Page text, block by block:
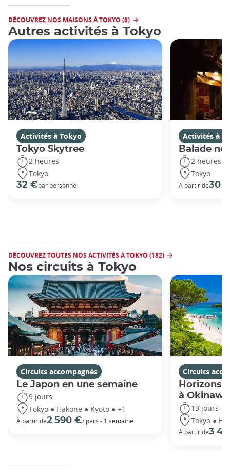
DÉCOUVREZ NOS MAISONS À TOKYO (8)
Autres activités à Tokyo
Activités à Tokyo
Tokyo Skytree
2 heures
Tokyo
32 €par personne
Activités à
Balade
2 heures
Tokyo
A partir de30
DÉCOUVREZ TOUTES NOS ACTIVITÉS À TOKYO (182)
Nos circuits à Tokyo
Circuits accompagnés
Le Japon en une semaine
9 jours
Tokyo ● Hakone ● Kyoto ● +1
À partir de2 590 €/ pers - 1 semaine
Circuits
Horizons
à Okinawa
13 jours
Tokyo ●
À partir de3